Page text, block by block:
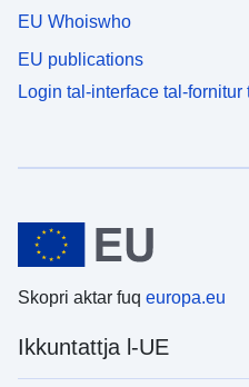
EU Whoiswho
EU publications
Login tal-interface tal-fornitur
Skopri aktar fuq europa.eu
Ikkuntattja l-UE